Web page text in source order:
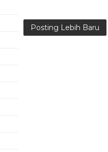
Posting Lebih Baru